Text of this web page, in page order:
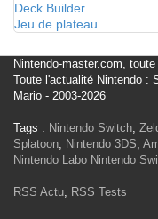
Deck Builder
Jeu de plateau
Nintendo-master.com,
Toute l'actualité Nintendo :
Mario - 2003-2026
Tags : Nintendo Switch,
Splatoon, Nintendo 3DS,
Nintendo Labo Nintendo
RSS Actu, RSS Tests